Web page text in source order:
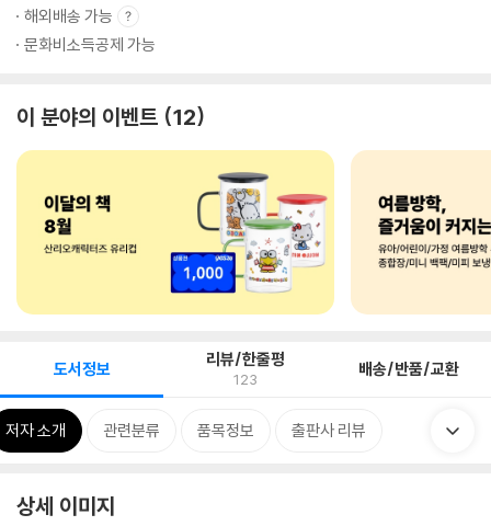
해외배송 가능
문화비소득공제 가능
이 분야의 이벤트 12
도서정보 리뷰/한줄평
123 배송/반품/교환
저자 소개 관련분류 품목정보 출판사 리뷰
상세 이미지